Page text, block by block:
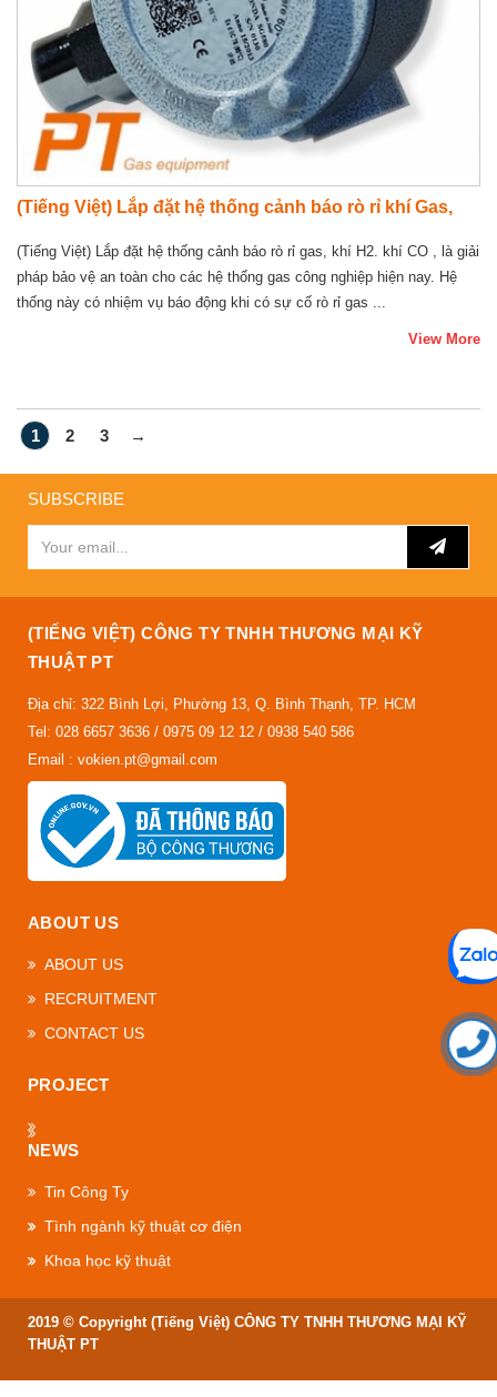
(Tiếng Việt) Lắp đặt hệ thống cảnh báo rò rỉ khí Gas,
(Tiếng Việt) Lắp đặt hệ thống cảnh báo rò rỉ gas, khí H2. khí CO , là giải
pháp bảo vệ an toàn cho các hệ thống gas công nghiệp hiện nay. Hệ
thống này có nhiệm vụ báo động khi có sự cố rò rỉ gas ...
View More
1 2 3 →
SUBSCRIBE
(TIẾNG VIỆT) CÔNG TY TNHH THƯƠNG MẠI KỸ
THUẬT PT
Địa chỉ: 322 Bình Lợi, Phường 13, Q. Bình Thạnh, TP. HCM
Tel: 028 6657 3636 / 0975 09 12 12 / 0938 540 586
Email : vokien.pt@gmail.com
ABOUT US
ABOUT US
RECRUITMENT
CONTACT US
PROJECT
NEWS
Tin Công Ty
Tình ngành kỹ thuật cơ điện
Khoa học kỹ thuật
2019 © Copyright (Tiếng Việt) CÔNG TY TNHH THƯƠNG MẠI KỸ
THUẬT PT